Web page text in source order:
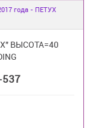
года - ПЕТУХ
ВЫСОТА=40